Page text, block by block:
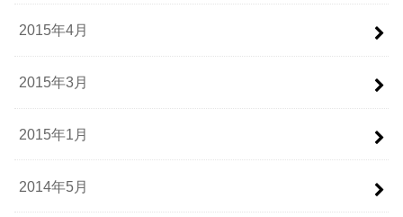
2015年4月
2015年3月
2015年1月
2014年5月